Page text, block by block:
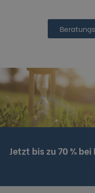
Jetzt bis zu 70 %